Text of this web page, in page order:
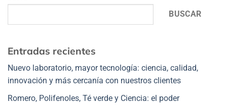
BUSCAR
Entradas recientes
Nuevo laboratorio, mayor tecnología: ciencia, calidad,
innovación y más cercanía con nuestros clientes
Romero, Polifenoles, Té verde y Ciencia: el poder